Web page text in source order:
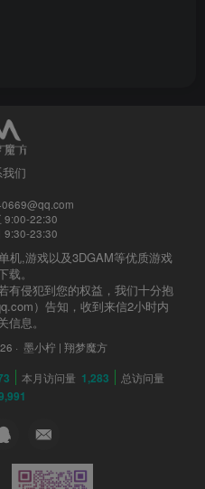
们
9:00-22:30
9:30-23:30
机,游戏以及3DGAM等优质游戏
载。
有侵犯到您的权益，我们十分抱
）告知，收到来信2小时内
信息。
· 墨小柠 | 翔梦魔方
本月访问量 1,283 总访问量